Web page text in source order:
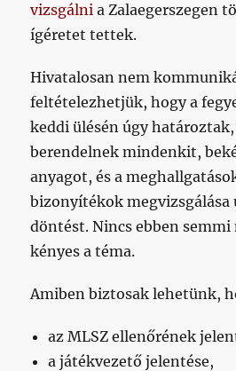
vizsgálni a Zalaegerszegen
ígéretet tettek.
Hivatalosan nem
feltételezhetjük, hogy a
keddi ülésén úgy
berendelnek mindenkit,
anyagot, és a
bizonyítékok megvizsgálása
döntést. Nincs ebben
kényes a téma.
Amiben biztosak lehetünk,
az MLSZ ellenőrének
a játékvezető jelentése,